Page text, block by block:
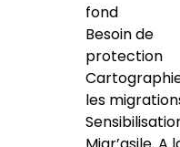
fond
Besoin de
protection
les